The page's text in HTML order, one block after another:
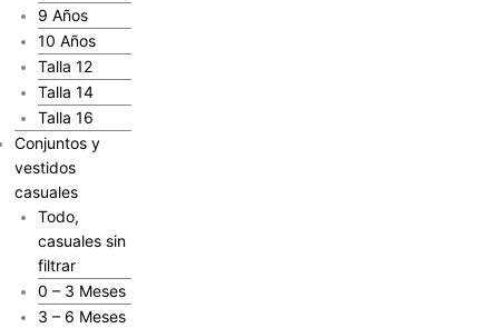
9 Años
10 Años
Talla 12
Talla 14
Talla 16
Conjuntos y
vestidos
casuales
Todo,
casuales sin
filtrar
0 – 3 Meses
3 – 6 Meses